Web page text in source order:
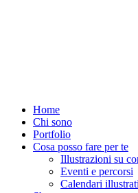
Home
Chi sono
Portfolio
Cosa posso fare per te
Illustrazioni su
Eventi e percorsi
Calendari illustrati